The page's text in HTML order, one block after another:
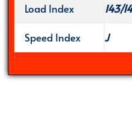
Load Index
143/
Speed Index
J